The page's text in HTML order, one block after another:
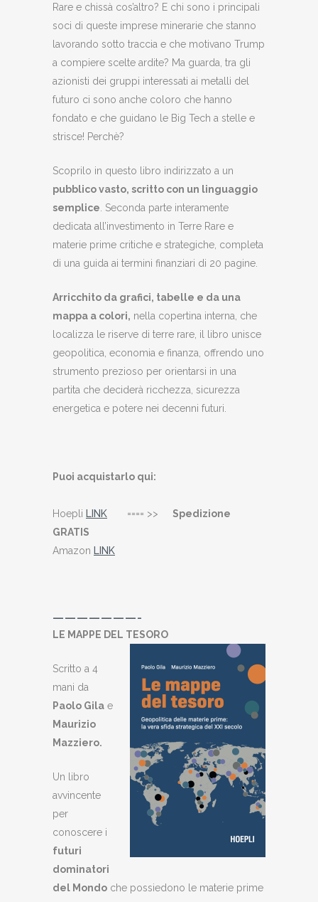
Rare e chissà cos’altro? E chi sono i principali
soci di queste imprese minerarie che stanno
lavorando sotto traccia e che motivano Trump
a compiere scelte ardite? Ma guarda, tra gli
azionisti dei gruppi interessati ai metalli del
futuro ci sono anche coloro che hanno
fondato e che guidano le Big Tech a stelle e
strisce! Perchè?
Scoprilo in questo libro indirizzato a un
pubblico vasto, scritto con un linguaggio
semplice . Seconda parte interamente
dedicata all’investimento in Terre Rare e
materie prime critiche e strategiche, completa
di una guida ai termini finanziari di 20 pagine.
Arricchito da grafici, tabelle e da una
mappa a colori, nella copertina interna, che
localizza le riserve di terre rare, il libro unisce
geopolitica, economia e finanza, offrendo uno
strumento prezioso per orientarsi in una
partita che deciderà ricchezza, sicurezza
energetica e potere nei decenni futuri.
Puoi acquistarlo qui:
Hoepli LINK ==== >> Spedizione
GRATIS
Amazon LINK
———————-
LE MAPPE DEL TESORO
Scritto a 4
mani da
Paolo Gila e
Maurizio
Mazziero.
Un libro
avvincente
per
conoscere i
futuri
dominatori
del Mondo che possiedono le materie prime